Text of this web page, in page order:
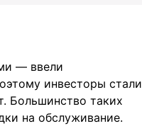
— ввели
инвесторы стали
Большинство таких
на обслуживание.